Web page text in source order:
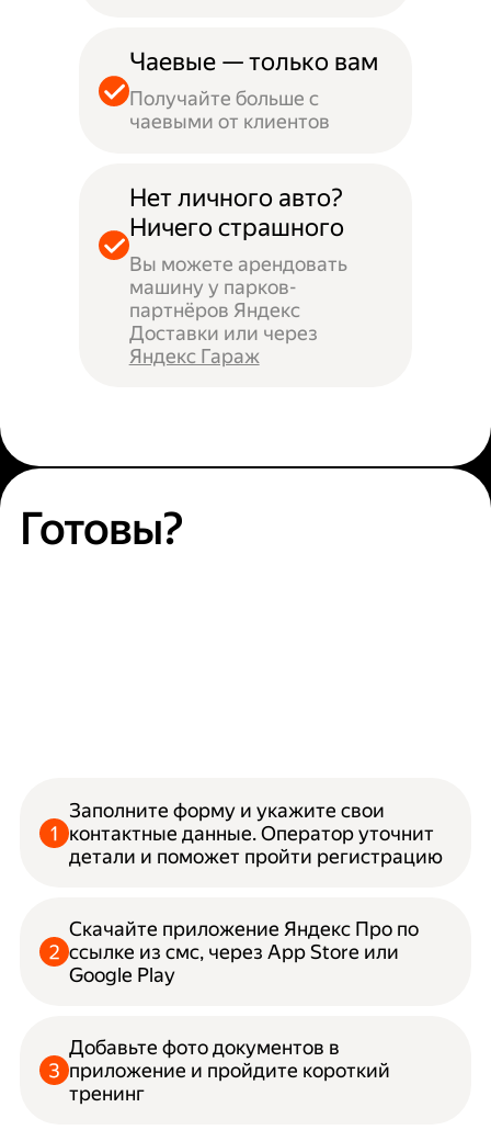
Чаевые — только вам
Получайте больше с
чаевыми от клиентов
Нет личного авто?
Ничего страшного
Вы можете арендовать
машину у парков-
партнёров Яндекс
Доставки или через
Яндекс Гараж
Готовы?
Заполните форму и укажите свои
контактные данные. Оператор уточнит
детали и поможет пройти регистрацию
Скачайте приложение Яндекс Про по
ссылке из смс, через App Store или
Google Play
Добавьте фото документов в
приложение и пройдите короткий
тренинг